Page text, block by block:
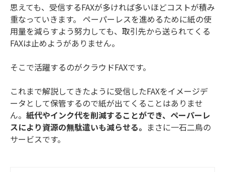
思えても、受信するFAXが多ければ多いほどコストが積み
重なっていきます。 ペーパーレスを進めるために紙の使
用量を減らすよう努力しても、取引先から送られてくる
FAXは止めようがありません。
そこで活躍するのがクラウドFAXです。
これまで解説してきたように受信したFAXをイメージデ
ータとして保管するので紙が出てくることはありませ
ん。 紙代やインク代を削減することができ、ペーパーレ
スにより資源の無駄遣いも減らせる。 まさに一石二鳥の
サービスです。